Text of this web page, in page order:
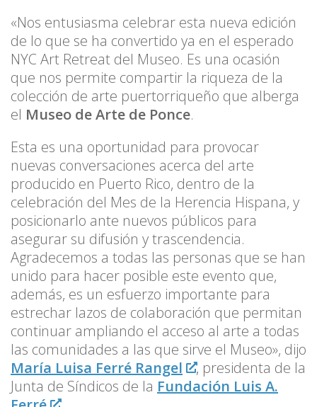
«Nos entusiasma celebrar esta nueva edición
de lo que se ha convertido ya en el esperado
NYC Art Retreat del Museo. Es una ocasión
que nos permite compartir la riqueza de la
colección de arte puertorriqueño que alberga
el Museo de Arte de Ponce.
Esta es una oportunidad para provocar
nuevas conversaciones acerca del arte
producido en Puerto Rico, dentro de la
celebración del Mes de la Herencia Hispana, y
posicionarlo ante nuevos públicos para
asegurar su difusión y trascendencia.
Agradecemos a todas las personas que se han
unido para hacer posible este evento que,
además, es un esfuerzo importante para
estrechar lazos de colaboración que permitan
continuar ampliando el acceso al arte a todas
las comunidades a las que sirve el Museo», dijo
María Luisa Ferré Rangel
, presidenta de la
Junta de Síndicos de la Fundación Luis A.